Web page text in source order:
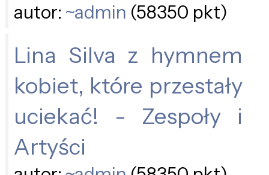
autor: ~admin (58350 pkt)
Lina Silva z hymnem
kobiet, które przestały
uciekać! - Zespoły i
Artyści